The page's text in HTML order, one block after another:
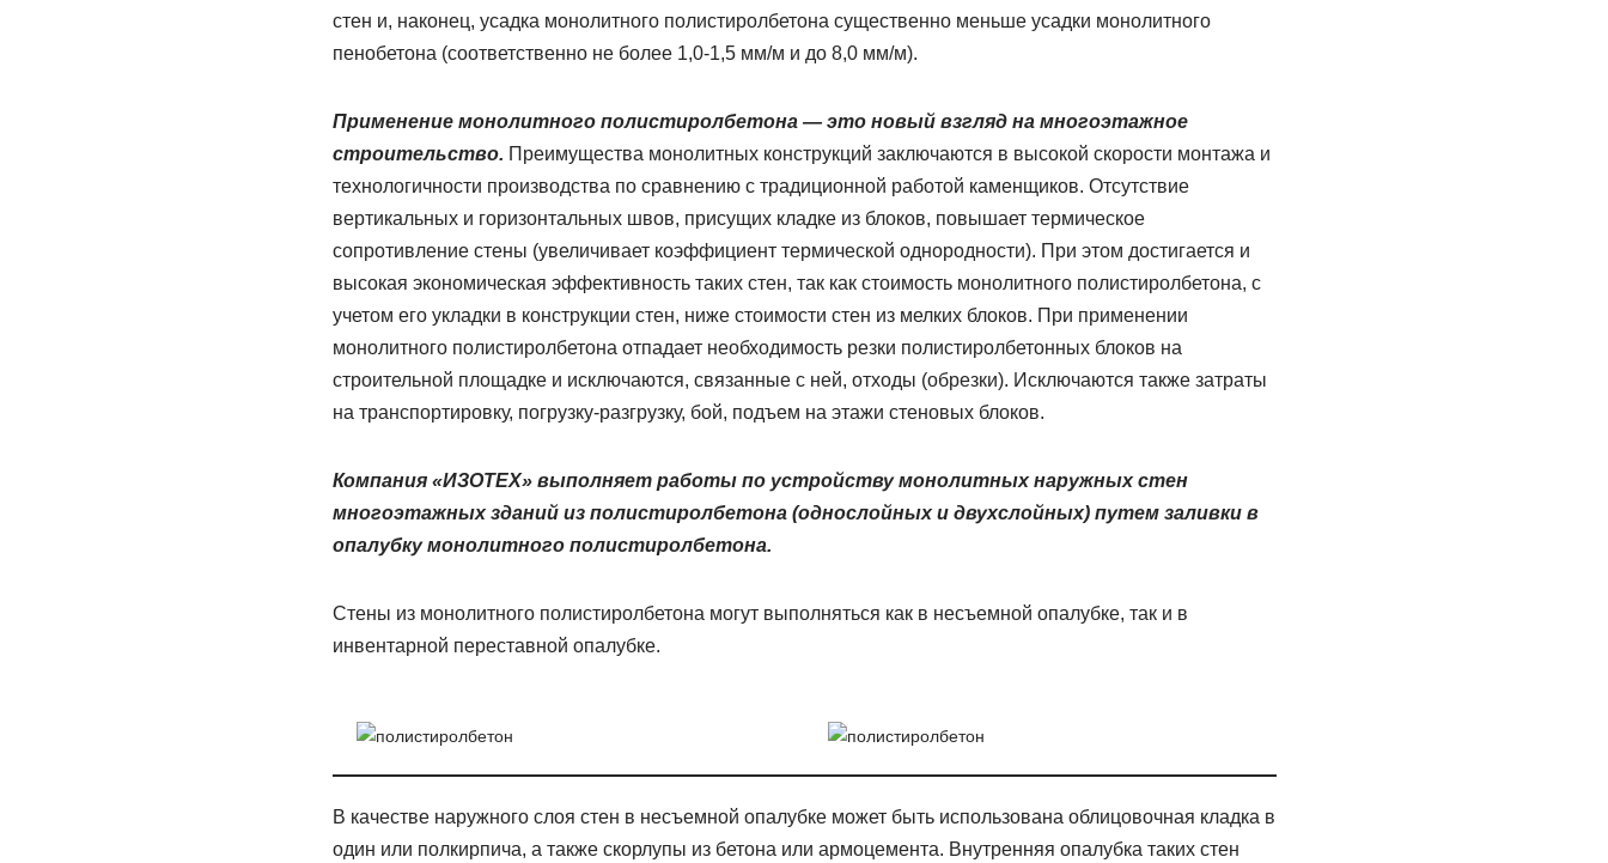
стен и, наконец, усадка монолитного полистиролбетона существенно меньше усадки монолитного
пенобетона (соответственно не более 1,0-1,5 мм/м и до 8,0 мм/м).
Применение монолитного полистиролбетона — это новый взгляд на многоэтажное
строительство. Преимущества монолитных конструкций заключаются в высокой скорости монтажа и
технологичности производства по сравнению с традиционной работой каменщиков. Отсутствие
вертикальных и горизонтальных швов, присущих кладке из блоков, повышает термическое
сопротивление стены (увеличивает коэффициент термической однородности). При этом достигается и
высокая экономическая эффективность таких стен, так как стоимость монолитного полистиролбетона, с
учетом его укладки в конструкции стен, ниже стоимости стен из мелких блоков. При применении
монолитного полистиролбетона отпадает необходимость резки полистиролбетонных блоков на
строительной площадке и исключаются, связанные с ней, отходы (обрезки). Исключаются также затраты
на транспортировку, погрузку-разгрузку, бой, подъем на этажи стеновых блоков.
Компания «ИЗОТЕХ» выполняет работы по устройству монолитных наружных стен
многоэтажных зданий из полистиролбетона (однослойных и двухслойных) путем заливки в
опалубку монолитного полистиролбетона.
Стены из монолитного полистиролбетона могут выполняться как в несъемной опалубке, так и в
инвентарной переставной опалубке.
В качестве наружного слоя стен в несъемной опалубке может быть использована облицовочная кладка в
один или полкирпича, а также скорлупы из бетона или армоцемента. Внутренняя опалубка таких стен